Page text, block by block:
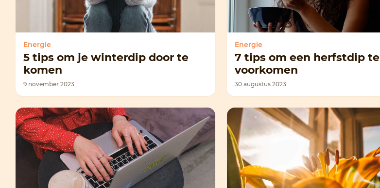
Energie
5 tips om je winterdip door te
komen
9 november 2023
Energie
7 tips om een herfstdip te
voorkomen
30 augustus 2023